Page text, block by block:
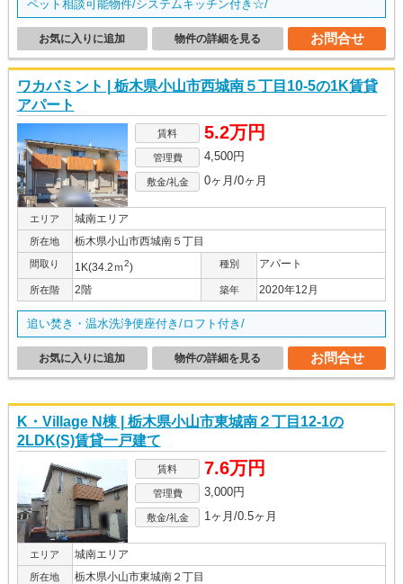
ペット相談可能物件/システムキッチン付き☆/
お問合せ
物件の詳細を見る
お気に入りに追加
ワカバミント | 栃木県小山市西城南５丁目10-5の1K賃貸
アパート
賃料 5.2万円
管理費 4,500円
敷金/礼金 0ヶ月/0ヶ月
エリア 城南エリア
所在地 栃木県小山市西城南５丁目
間取り 1K(34.2ｍ2) 種別 アパート
所在階 2階 築年 2020年12月
追い焚き・温水洗浄便座付き/ロフト付き/
お問合せ
物件の詳細を見る
お気に入りに追加
K・Village N棟 | 栃木県小山市東城南２丁目12-1の
2LDK(S)賃貸一戸建て
賃料 7.6万円
管理費 3,000円
敷金/礼金 1ヶ月/0.5ヶ月
エリア 城南エリア
所在地 栃木県小山市東城南２丁目